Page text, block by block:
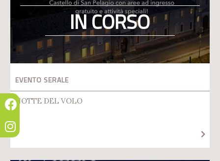
IN CORSO
EVENTO SERALE
NOTTE DEL VOLO